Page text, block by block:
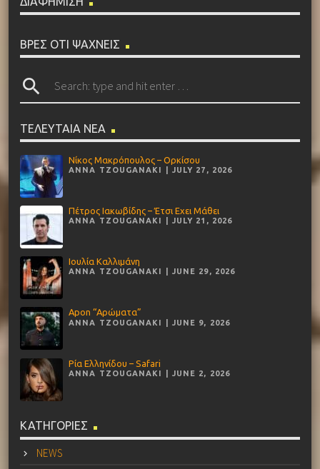
ΒΡΕΣ ΟΤΙ ΨΑΧΝΕΙΣ
search
ΤΕΛΕΥΤΑΙΑ ΝΕΑ
Νίκος Μακρόπουλος – Ορκίσου
ANNA TZOUGANAKI | JULY 27, 2026
Πέτρος Ιακωβίδης – Έτσι Εχει Μάθει
ANNA TZOUGANAKI | JULY 21, 2026
Ιουλία Καλλιμάνη
ANNA TZOUGANAKI | JUNE 29, 2026
Apon “Αρώματα”
ANNA TZOUGANAKI | JUNE 9, 2026
Ρία Ελληνίδου – Safari
ANNA TZOUGANAKI | JUNE 2, 2026
ΚΑΤΗΓΟΡΙΕΣ
NEWS